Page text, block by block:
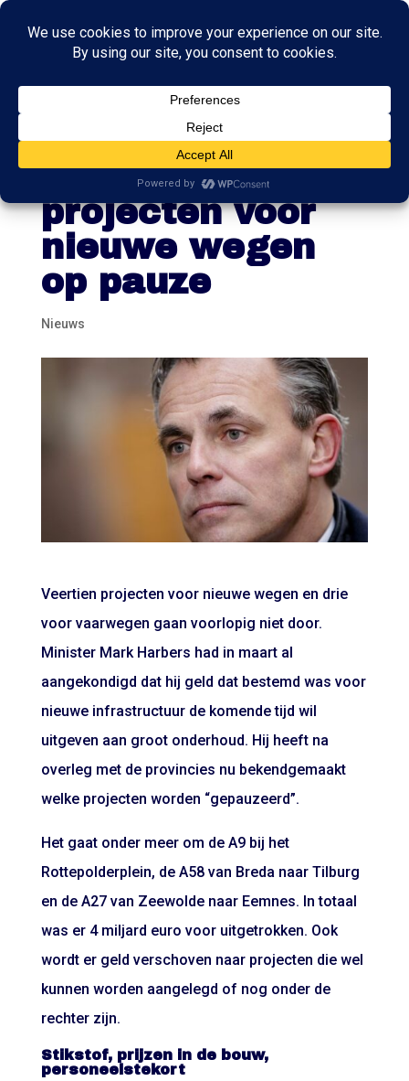
Harbers:
veertien
projecten voor
nieuwe wegen
op pauze
Nieuws
Veertien projecten voor nieuwe wegen en drie
voor vaarwegen gaan voorlopig niet door.
Minister Mark Harbers had in maart al
aangekondigd dat hij geld dat bestemd was voor
nieuwe infrastructuur de komende tijd wil
uitgeven aan groot onderhoud. Hij heeft na
overleg met de provincies nu bekendgemaakt
welke projecten worden “gepauzeerd”.
Het gaat onder meer om de A9 bij het
Rottepolderplein, de A58 van Breda naar Tilburg
en de A27 van Zeewolde naar Eemnes. In totaal
was er 4 miljard euro voor uitgetrokken. Ook
wordt er geld verschoven naar projecten die wel
kunnen worden aangelegd of nog onder de
rechter zijn.
Stikstof, prijzen in de bouw,
personeelstekort